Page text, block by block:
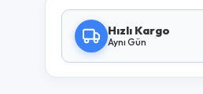
Hızlı Kargo
Aynı Gün